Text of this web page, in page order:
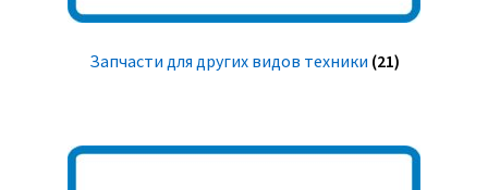
Запчасти для других видов техники (21)